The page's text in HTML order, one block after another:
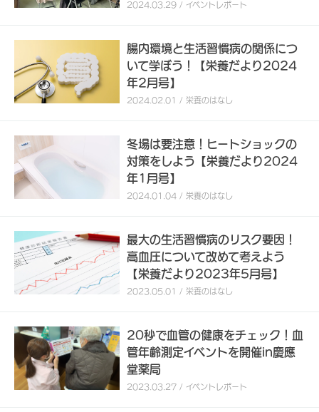
2024.03.29 / イベントレポート
腸内環境と生活習慣病の関係につ
いて学ぼう！【栄養だより2024
年2月号】
2024.02.01 / 栄養のはなし
冬場は要注意！ヒートショックの
対策をしよう【栄養だより2024
年1月号】
2024.01.04 / 栄養のはなし
最大の生活習慣病のリスク要因！
高血圧について改めて考えよう
【栄養だより2023年5月号】
2023.05.01 / 栄養のはなし
20秒で血管の健康をチェック！血
管年齢測定イベントを開催in慶應
堂薬局
2023.03.27 / イベントレポート